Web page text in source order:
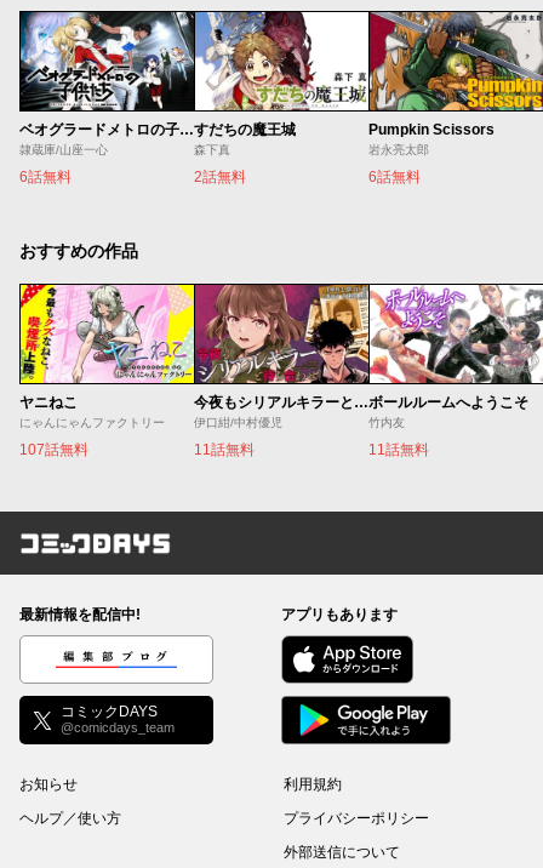
ベオグラードメトロの子供たち
隷蔵庫/山座一心
6話無料
すだちの魔王城
森下真
2話無料
Pumpkin Scissors
岩永亮太郎
6話無料
おすすめの作品
ヤニねこ
にゃんにゃんファクトリー
107話無料
今夜もシリアルキラーと待ち合わせ
伊口紺/中村優児
11話無料
ボールルームへようこそ
竹内友
11話無料
コミックDAYS
最新情報を配信中!
編集部ブログ
コミックDAYS
@comicdays_team
アプリもあります
お知らせ
ヘルプ／使い方
利用規約
プライバシーポリシー
外部送信について